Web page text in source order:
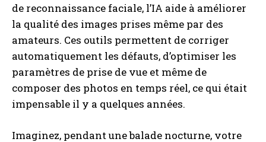
de reconnaissance faciale, l’IA aide à améliorer
la qualité des images prises même par des
amateurs. Ces outils permettent de corriger
automatiquement les défauts, d’optimiser les
paramètres de prise de vue et même de
composer des photos en temps réel, ce qui était
impensable il y a quelques années.
Imaginez, pendant une balade nocturne, votre